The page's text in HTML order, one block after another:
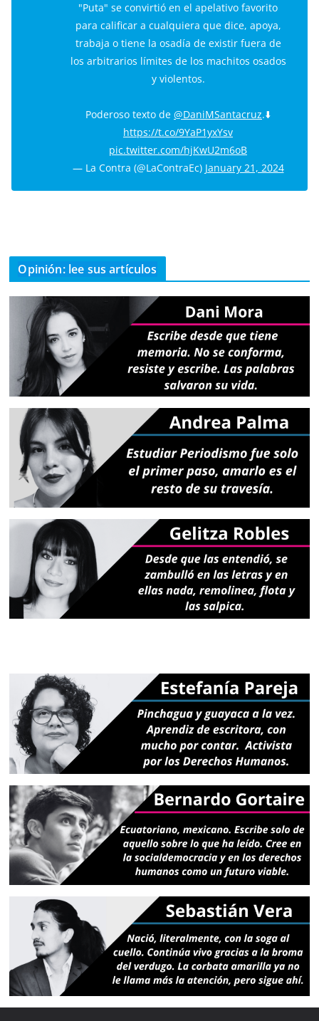
"Puta" se convirtió en el apelativo favorito
para calificar a cualquiera que dice, apoya,
trabaja o tiene la osadía de existir fuera de
los arbitrarios límites de los machitos osados
y violentos.
Poderoso texto de @DaniMSantacruz.⬇️
https://t.co/9YaP1yxYsv
pic.twitter.com/hjKwU2m6oB
— La Contra (@LaContraEc) January 21, 2024
Opinión: lee sus artículos